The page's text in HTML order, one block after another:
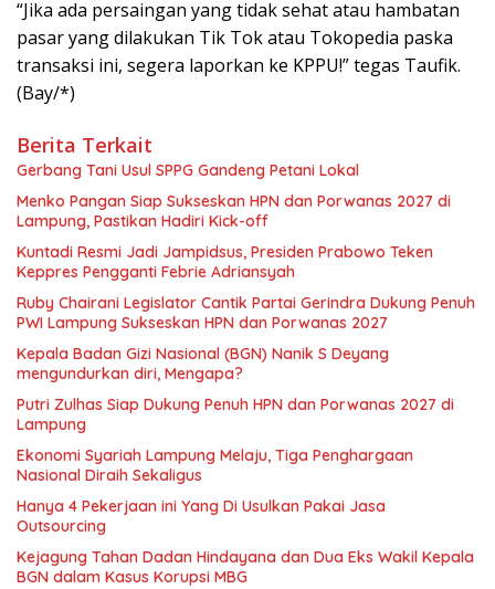
“Jika ada persaingan yang tidak sehat atau hambatan
pasar yang dilakukan Tik Tok atau Tokopedia paska
transaksi ini, segera laporkan ke KPPU!” tegas Taufik.
(Bay/*)
Berita Terkait
Gerbang Tani Usul SPPG Gandeng Petani Lokal
Menko Pangan Siap Sukseskan HPN dan Porwanas 2027 di
Lampung, Pastikan Hadiri Kick-off
Kuntadi Resmi Jadi Jampidsus, Presiden Prabowo Teken
Keppres Pengganti Febrie Adriansyah
Ruby Chairani Legislator Cantik Partai Gerindra Dukung Penuh
PWI Lampung Sukseskan HPN dan Porwanas 2027
Kepala Badan Gizi Nasional (BGN) Nanik S Deyang
mengundurkan diri, Mengapa?
Putri Zulhas Siap Dukung Penuh HPN dan Porwanas 2027 di
Lampung
Ekonomi Syariah Lampung Melaju, Tiga Penghargaan
Nasional Diraih Sekaligus
Hanya 4 Pekerjaan ini Yang Di Usulkan Pakai Jasa
Outsourcing
Kejagung Tahan Dadan Hindayana dan Dua Eks Wakil Kepala
BGN dalam Kasus Korupsi MBG